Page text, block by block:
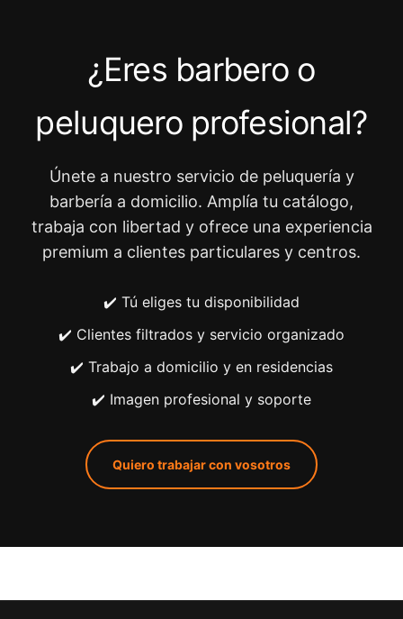
¿Eres barbero o
peluquero profesional?
Únete a nuestro servicio de peluquería y
barbería a domicilio. Amplía tu catálogo,
trabaja con libertad y ofrece una experiencia
premium a clientes particulares y centros.
✔️ Tú eliges tu disponibilidad
✔️ Clientes filtrados y servicio organizado
✔️ Trabajo a domicilio y en residencias
✔️ Imagen profesional y soporte
Quiero trabajar con vosotros